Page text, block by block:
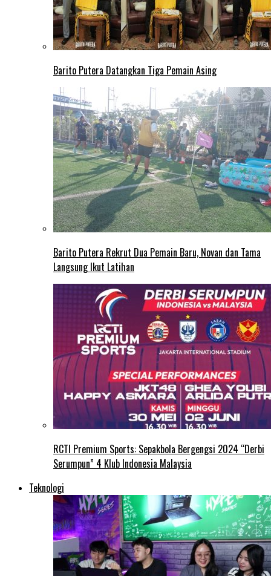
Barito Putera Datangkan Tiga Pemain Asing
Barito Putera Rekrut Dua Pemain Baru, Novan dan Tama
Langsung Ikut Latihan
RCTI Premium Sports: Sepakbola Bergengsi 2024 “Derbi
Serumpun” 4 Klub Indonesia Malaysia
Teknologi